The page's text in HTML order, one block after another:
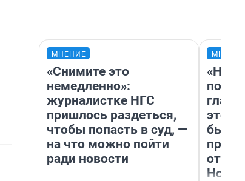
МНЕНИЕ
«Снимите это
немедленно»:
журналистке НГС
пришлось раздеться,
чтобы попасть в суд, —
на что можно пойти
ради новости
этого
бьет